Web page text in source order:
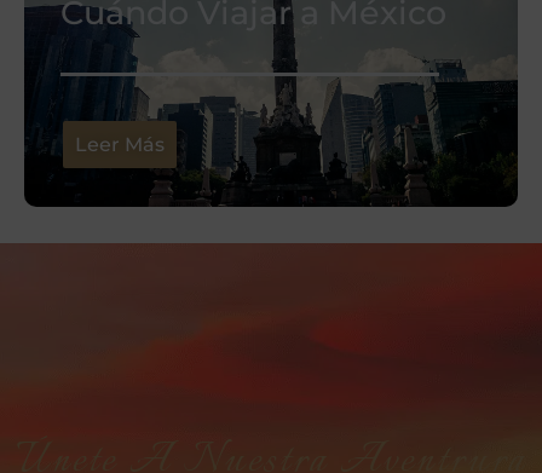
Cuándo Viajar a México
Leer Más